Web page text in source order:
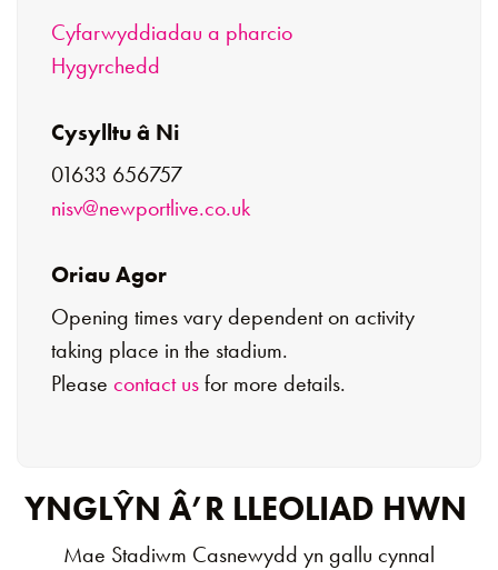
Cyfarwyddiadau a pharcio
Hygyrchedd
Cysylltu â Ni
01633 656757
nisv@newportlive.co.uk ​​​​​​​
Oriau Agor
Opening times vary dependent on activity
taking place in the stadium.
Please contact usfor more details.
YNGLŶN Â’R LLEOLIAD HWN
Mae Stadiwm Casnewydd yn gallu cynnal